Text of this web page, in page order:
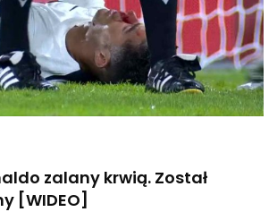
zalany krwią. Został
[WIDEO]